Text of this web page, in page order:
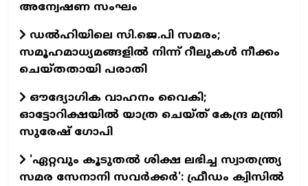
അന്വേഷണ സംഘം
ഡൽഹിയിലെ സി.ജെ.പി സമരം;
സമൂഹമാധ്യമങ്ങളിൽ നിന്ന് റീലുകൾ നീക്കം
ചെയ്തതായി പരാതി
ഔദ്യോഗിക വാഹനം വൈകി;
ഓട്ടോറിക്ഷയില്‍ യാത്ര ചെയ്ത് കേന്ദ്ര മന്ത്രി
സുരേഷ് ഗോപി
'ഏറ്റവും കൂടുതല്‍ ശിക്ഷ ലഭിച്ച സ്വാതന്ത്ര്യ
സമര സേനാനി സവര്‍ക്കര്‍': ഫ്രീഡം ക്വിസില്‍